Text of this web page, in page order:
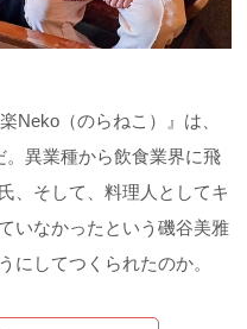
Neko（のらねこ）』は、
異業種から飲食業界に飛
、そして、料理人としてキ
いなかったという磯谷美雅
にしてつくられたのか。